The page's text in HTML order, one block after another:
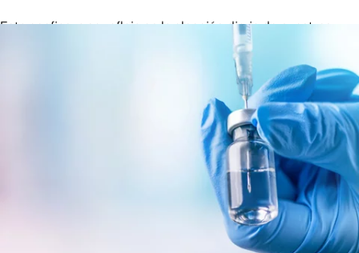
Esta confianza se refleja en la elección diaria de nuestros
productos por parte de los profesionales sanitarios, que los
utilizan para garantizar tratamientos seguros y eficaces en
los momentos más decisivos de la atención clínica.